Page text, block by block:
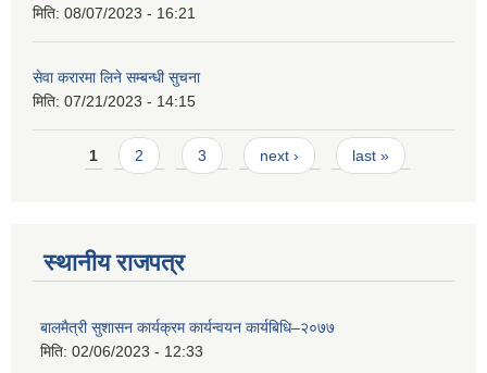
मिति: 08/07/2023 - 16:21
सेवा करारमा लिने सम्बन्धी सुचना
मिति: 07/21/2023 - 14:15
Pages
1 2 3 next › last »
स्थानीय राजपत्र
बालमैत्री सुशासन कार्यक्रम कार्यन्वयन कार्यबिधि–२०७७
मिति: 02/06/2023 - 12:33